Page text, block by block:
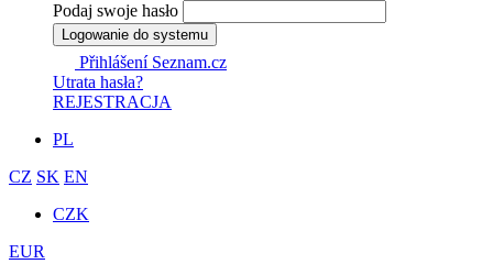
Podaj swoje hasło
Logowanie do systemu
Přihlášení Seznam.cz
Utrata hasła?
REJESTRACJA
PL
CZ SK EN
CZK
EUR